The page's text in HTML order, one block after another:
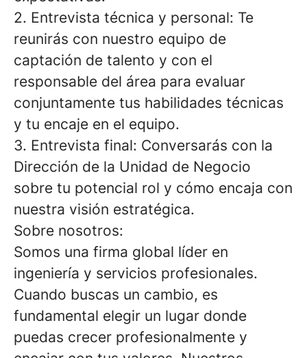
2. Entrevista técnica y personal: Te
reunirás con nuestro equipo de
captación de talento y con el
responsable del área para evaluar
conjuntamente tus habilidades técnicas
y tu encaje en el equipo.
3. Entrevista final: Conversarás con la
Dirección de la Unidad de Negocio
sobre tu potencial rol y cómo encaja con
nuestra visión estratégica.
Sobre nosotros:
Somos una firma global líder en
ingeniería y servicios profesionales.
Cuando buscas un cambio, es
fundamental elegir un lugar donde
puedas crecer profesionalmente y